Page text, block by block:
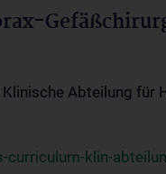
Abteilung für
klin-